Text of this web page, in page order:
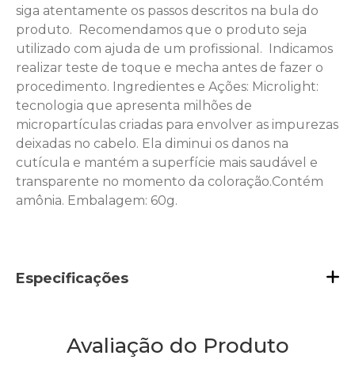
siga atentamente os passos descritos na bula do
produto.  Recomendamos que o produto seja
utilizado com ajuda de um profissional.  Indicamos
realizar teste de toque e mecha antes de fazer o
procedimento. Ingredientes e Ações: Microlight:
tecnologia que apresenta milhões de
micropartículas criadas para envolver as impurezas
deixadas no cabelo. Ela diminui os danos na
cutícula e mantém a superfície mais saudável e
transparente no momento da coloração.Contém
amônia. Embalagem: 60g.
Especificações
Avaliação do Produto